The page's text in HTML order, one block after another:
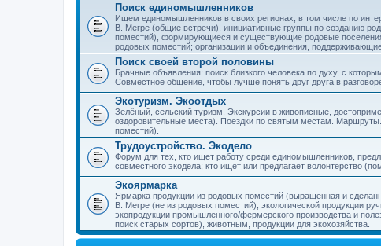
Поиск единомышленников
Ищем единомышленников в своих регионах, в том числе по
В. Мегре (общие встречи), инициативные группы по созданию
поместий), формирующиеся и существующие родовые
родовых поместий; организации и объединения,
Поиск своей второй половины
Брачные объявления: поиск близкого человека по духу, с
Совместное общение, чтобы лучше понять друг друга в
Экотуризм. Экоотдых
Зелёный, сельский туризм. Экскурсии в живописные,
оздоровительные места). Поездки по святым местам.
поместий).
Трудоустройство. Экодело
Форум для тех, кто ищет работу среди единомышленников,
совместного экодела; кто ищет или предлагает волонтёрство
Экоярмарка
Ярмарка продукции из родовых поместий (выращенная и
В. Мегре (не из родовых поместий); экологической продукции
экопродукции промышленного/фермерского производства и
поиск старых сортов), животным, продукции для экохозяйства.